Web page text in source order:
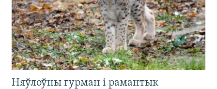
Няўлоўны гурман і рамантык